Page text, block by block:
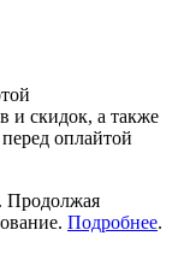
и скидок, а также
оплайтой
Продолжая
Подробнее.